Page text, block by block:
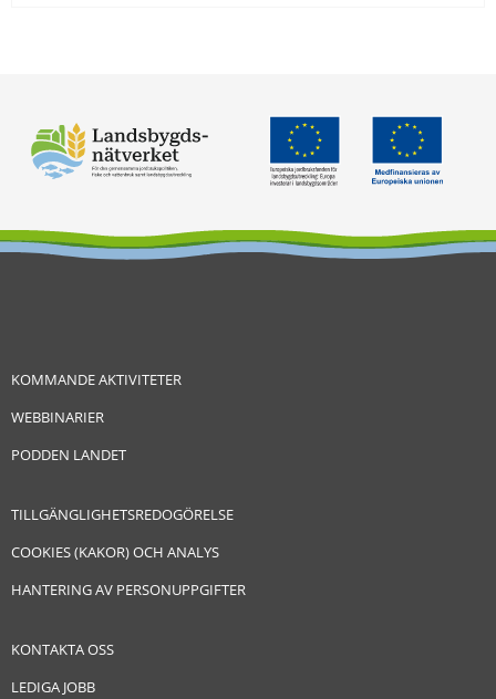
KOMMANDE AKTIVITETER
WEBBINARIER
PODDEN LANDET
TILLGÄNGLIGHETSREDOGÖRELSE
COOKIES (KAKOR) OCH ANALYS
HANTERING AV PERSONUPPGIFTER
KONTAKTA OSS
LEDIGA JOBB